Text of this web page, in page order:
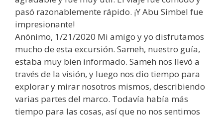
pasó razonablemente rápido. ¡Y Abu Simbel fue
impresionante!
Anónimo, 1/21/2020 Mi amigo y yo disfrutamos
mucho de esta excursión. Sameh, nuestro guía,
estaba muy bien informado. Sameh nos llevó a
través de la visión, y luego nos dio tiempo para
explorar y mirar nosotros mismos, describiendo
varias partes del marco. Todavía había más
tiempo para las cosas, así que no nos sentimos